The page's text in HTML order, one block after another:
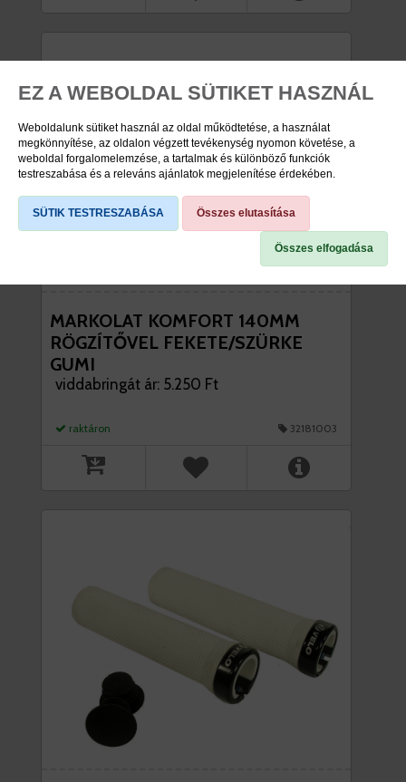
EZ A WEBOLDAL SÜTIKET HASZNÁL
Weboldalunk sütiket használ az oldal működtetése, a használat
megkönnyítése, az oldalon végzett tevékenység nyomon követése, a
weboldal forgalomelemzése, a tartalmak és különböző funkciók
testreszabása és a releváns ajánlatok megjelenítése érdekében.
SÜTIK TESTRESZABÁSA Összes elutasítása
Összes elfogadása
MARKOLAT KOMFORT 140MM
RÖGZÍTŐVEL FEKETE/SZÜRKE
GUMI
viddabringát ár: 5.250 Ft
raktáron 32181003